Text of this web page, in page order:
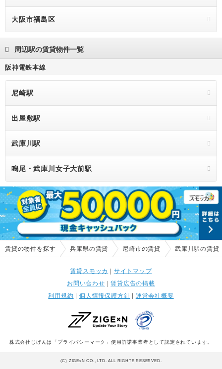
大阪市福島区
周辺駅の賃貸物件一覧
阪神電鉄本線
尼崎駅
出屋敷駅
武庫川駅
鳴尾・武庫川女子大前駅
賃貸の物件を探す 兵庫県の賃貸 尼崎市の賃貸 武庫川駅の賃貸
賃貸スモッカ | サイトマップ
お問い合わせ |賃貸広告の掲載
利用規約 | 個人情報保護方針 | 運営会社概要
株式会社じげんは「プライバシーマーク」使用許諾事業者として認定されています。
(C) ZIGExN CO., LTD. ALL RIGHTS RESERVED.